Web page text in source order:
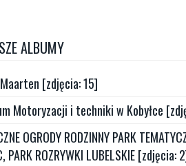
ALBUMY
[zdjęcia: 15]
Motoryzacji i techniki w Kobyłce
OGRODY RODZINNY PARK
PARK ROZRYWKI LUBELSKIE [zdjęcia: